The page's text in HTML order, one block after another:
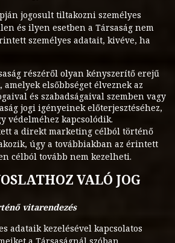
jogosult tiltakozni személyes
és ilyen esetben a Társaság nem
személyes adatait, kivéve, ha
részéről olyan kényszerítő erejű
elsőbbséget élveznek az
és szabadságaival szemben vagy
jogi igényeinek előterjesztéséhez,
védelméhez kapcsolódik.
a direkt marketing célból történő
úgy a továbbiakban az érintett
célból tovább nem kezelheti.
VALÓ JOG
vitarendezés
adataik kezelésével kapcsolatos